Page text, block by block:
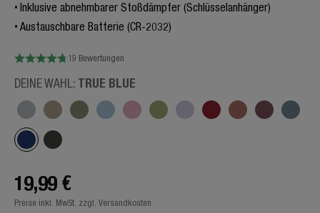
Inklusive abnehmbarer Stoßdämpfer (Schlüsselanhänger)
Austauschbare Batterie (CR-2032)
19 Bewertungen
DEINE WAHL: TRUE BLUE
19,99 €
Preise inkl. MwSt. zzgl. Versandkosten